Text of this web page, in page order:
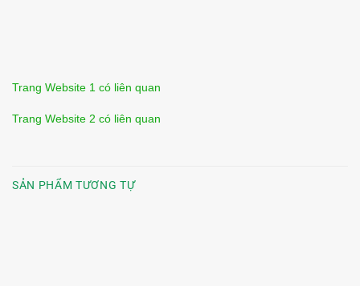
Trang Website 1 có liên quan
Trang Website 2 có liên quan
SẢN PHẨM TƯƠNG TỰ